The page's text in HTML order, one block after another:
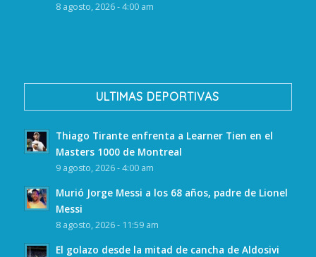
8 agosto, 2026 - 4:00 am
ULTIMAS DEPORTIVAS
Thiago Tirante enfrenta a Learner Tien en el
Masters 1000 de Montreal
9 agosto, 2026 - 4:00 am
Murió Jorge Messi a los 68 años, padre de Lionel
Messi
8 agosto, 2026 - 11:59 am
El golazo desde la mitad de cancha de Aldosivi